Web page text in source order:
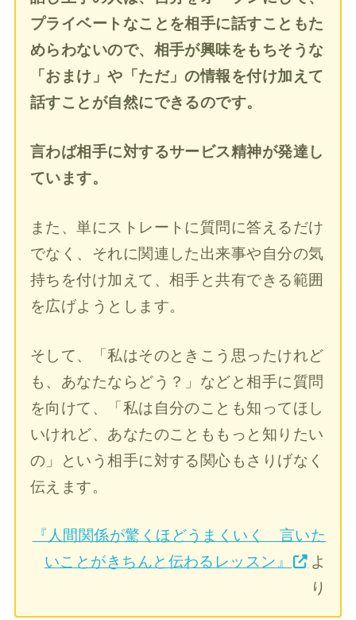
プライベートなことを相手に話すこともた
めらわないので、相手が興味をもちそうな
「おまけ」や「ただ」の情報を付け加えて
話すことが自然にできるのです。
言わば相手に対するサービス精神が発達し
ています。
また、単にストレートに質問に答えるだけ
でなく、それに関連した出来事や自分の気
持ちを付け加えて、相手と共有できる範囲
を広げようとします。
そして、「私はそのときこう思ったけれど
も、あなたならどう？」などと相手に質問
を向けて、「私は自分のことも知ってほし
いけれど、あなたのことももっと知りたい
の」という相手に対する関心もさりげなく
伝えます。
『人間関係が驚くほどうまくいく 言いた
いことがきちんと伝わるレッスン』
よ
り